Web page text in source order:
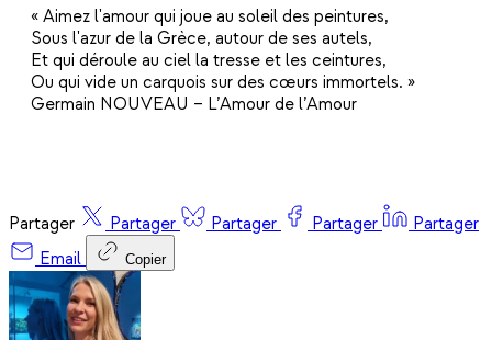
« Aimez l'amour qui joue au soleil des peintures,
Sous l'azur de la Grèce, autour de ses autels,
Et qui déroule au ciel la tresse et les ceintures,
Ou qui vide un carquois sur des cœurs immortels. »
Germain NOUVEAU – L’Amour de l’Amour
Partager Partager Partager Partager
Partager
Email
Copier